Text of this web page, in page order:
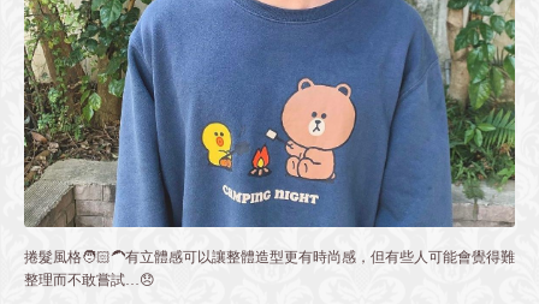
捲髮風格🧑🏻‍🦱有立體感可以讓整體造型更有時尚感，但有些人可能會覺得難
整理而不敢嘗試…😞